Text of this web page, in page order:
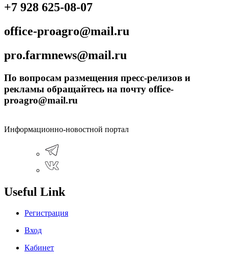
+7 928 625-08-07
office-proagro@mail.ru
pro.farmnews@mail.ru
По вопросам размещения пресс-релизов и
рекламы обращайтесь на почту office-
proagro@mail.ru
Информационно-новостной портал
Useful Link
Регистрация
Вход
Кабинет